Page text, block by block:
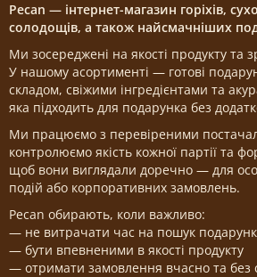
Pecan — інтернет-магазин горіхів,
солодощів, а також найсмачніших
Ми зосереджені на якості продукту та
У нашому асортименті — готові
складом, свіжими інгредієнтами та
яка підходить для подарунка без
Ми працюємо з перевіреними
контролюємо якість кожної партії та
щоб вони виглядали доречно — для
подій або корпоративних замовлень.
Pecan обирають, коли важливо:
— не витрачати час на пошук
— бути впевненими в якості продукту
— отримати замовлення вчасно та без